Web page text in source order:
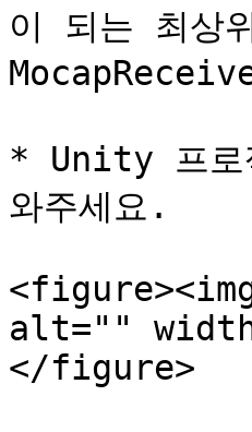
이 되는 최상
* Unity 프로
와주세요.
alt=""
</figure>